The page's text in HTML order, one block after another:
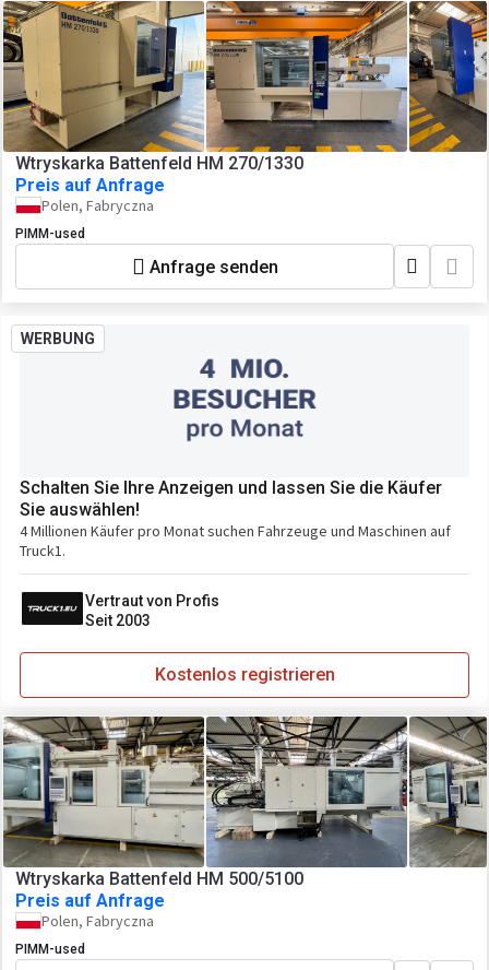
Wtryskarka Battenfeld HM 270/1330
Preis auf Anfrage
Polen, Fabryczna
PIMM-used
Anfrage senden
WERBUNG
Schalten Sie Ihre Anzeigen und lassen Sie die Käufer
Sie auswählen!
4 Millionen Käufer pro Monat suchen Fahrzeuge und Maschinen auf
Truck1.
Vertraut von Profis
Seit 2003
Kostenlos registrieren
Wtryskarka Battenfeld HM 500/5100
Preis auf Anfrage
Polen, Fabryczna
PIMM-used